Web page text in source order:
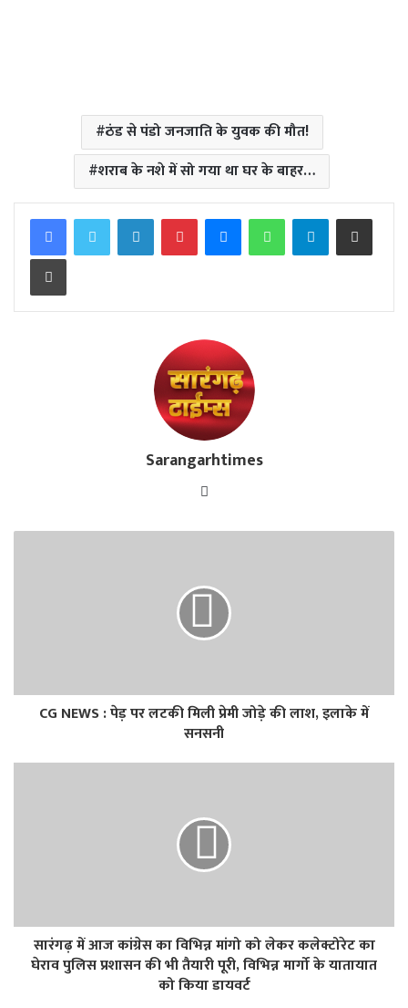
ठंड से पंडो जनजाति के युवक की मौत!
शराब के नशे में सो गया था घर के बाहर…
FacebookTwitterLinkedInPinterestMessengerWhatsAppTelegramShare via Email
Print
Sarangarhtimes
Website
CG NEWS : पेड़ पर लटकी मिली प्रेमी जोड़े की लाश, इलाके में
सनसनी
सारंगढ़ में आज कांग्रेस का विभिन्न मांगो को लेकर कलेक्टोरेट का
घेराव पुलिस प्रशासन की भी तैयारी पूरी, विभिन्न मार्गो के यातायात
को किया डायवर्ट